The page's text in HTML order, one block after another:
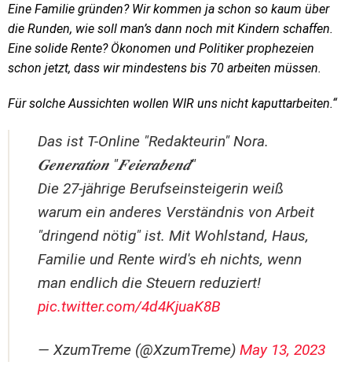
Eine Familie gründen? Wir kommen ja schon so kaum über
die Runden, wie soll man’s dann noch mit Kindern schaffen.
Eine solide Rente? Ökonomen und Politiker prophezeien
schon jetzt, dass wir mindestens bis 70 arbeiten müssen.
Für solche Aussichten wollen WIR uns nicht kaputtarbeiten.“
Das ist T-Online "Redakteurin" Nora.
𝑮𝒆𝒏𝒆𝒓𝒂𝒕𝒊𝒐𝒏 "𝑭𝒆𝒊𝒆𝒓𝒂𝒃𝒆𝒏𝒅"
Die 27-jährige Berufseinsteigerin weiß
warum ein anderes Verständnis von Arbeit
"dringend nötig" ist. Mit Wohlstand, Haus,
Familie und Rente wird's eh nichts, wenn
man endlich die Steuern reduziert!
pic.twitter.com/4d4KjuaK8B
— XzumTreme (@XzumTreme) May 13, 2023